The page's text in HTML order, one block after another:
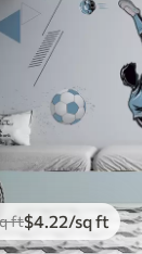
ft$4 .22/sq ft